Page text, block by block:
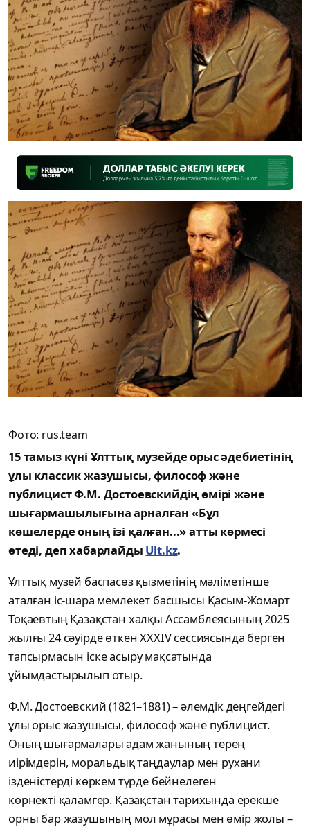
Фото: rus.team
15 тамыз күні Ұлттық музейде орыс әдебиетінің
ұлы классик жазушысы, философ және
публицист Ф.М. Достоевскийдің өмірі және
шығармашылығына арналған «Бұл
көшелердеоның ізі қалған...»атты көрмесі
өтеді, деп хабарлайды Ult.kz.
Ұлттық музей баспасөз қызметінің мәліметінше
аталған іс-шара мемлекет басшысы Қасым-Жомарт
Тоқаевтың Қазақстан халқы Ассамблеясының 2025
жылғы 24 сәуірде өткен ХХХIV сессиясында берген
тапсырмасын іске асыру мақсатында
ұйымдастырылып отыр.
Ф.М. Достоевский (1821–1881) –әлемдік деңгейдегі
ұлы орыс жазушысы, философ және публицист.
Оның шығармалары адам жанының терең
иірімдерін, моральдық таңдаулар мен рухани
ізденістерді көркем түрде бейнелеген
көрнекті қаламгер. Қазақстан тарихында ерекше
орны бар жазушының мол мұрасы мен өміржолы –